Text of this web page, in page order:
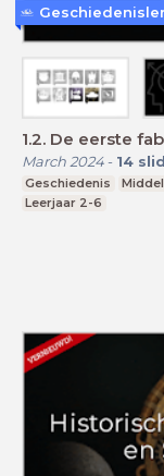
1.2. De eerste
March 2024- 14
Geschiedenis
Leerjaar 2-6